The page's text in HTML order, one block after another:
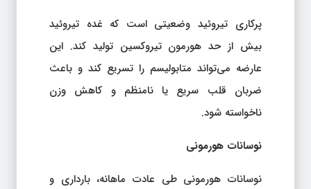
پرکاری تیروئید وضعیتی است که غده تیروئید
بیش از حد هورمون تیروکسین تولید کند. این
عارضه می‌تواند متابولیسم را تسریع کند و باعث
ضربان قلب سریع یا نامنظم و کاهش وزن
ناخواسته شود.
نوسانات هورمونی
نوسانات هورمونی طی عادت ماهانه، بارداری و